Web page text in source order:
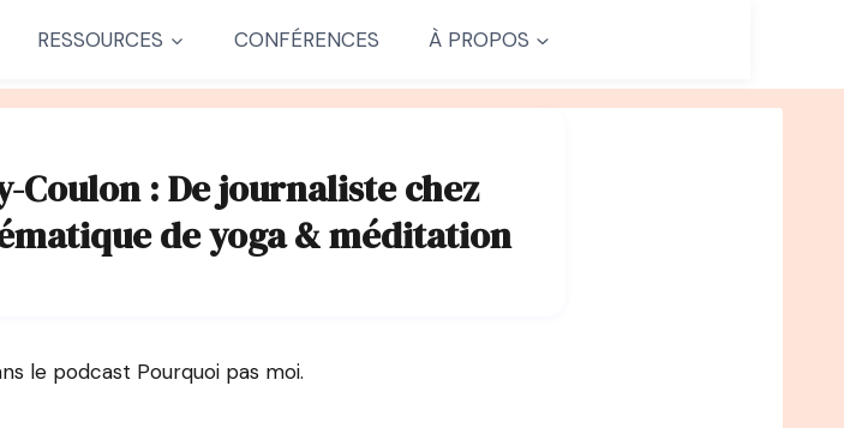
RESSOURCES CONFÉRENCES À PROPOS
Coulon : De journaliste chez
de yoga & méditation
le podcast Pourquoi pas moi.